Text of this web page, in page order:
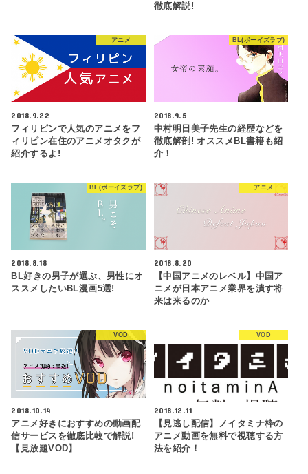
徹底解説!
アニメ
2018.9.22
フィリピンで人気のアニメをフ
ィリピン在住のアニメオタクが
紹介するよ!
BL(ボーイズラブ)
2018.9.5
中村明日美子先生の経歴などを
徹底解剖! オススメBL書籍も紹
介！
BL(ボーイズラブ)
2018.8.18
BL好きの男子が選ぶ、男性にオ
ススメしたいBL漫画5選!
アニメ
2018.8.20
【中国アニメのレベル】中国ア
ニメが日本アニメ業界を潰す将
来は来るのか
VOD
2018.10.14
アニメ好きにおすすめの動画配
信サービスを徹底比較で解説!
【見放題VOD】
VOD
2018.12.11
【見逃し配信】ノイタミナ枠の
アニメ動画を無料で視聴する方
法を紹介！